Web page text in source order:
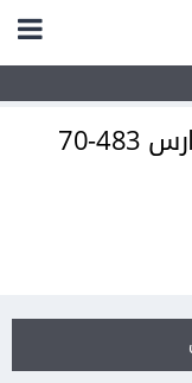
أبحث عن مجموعة لتدارس 483-70